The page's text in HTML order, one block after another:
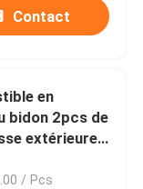
Contact
en
bidon 2pcs de
extérieure
/ Pcs